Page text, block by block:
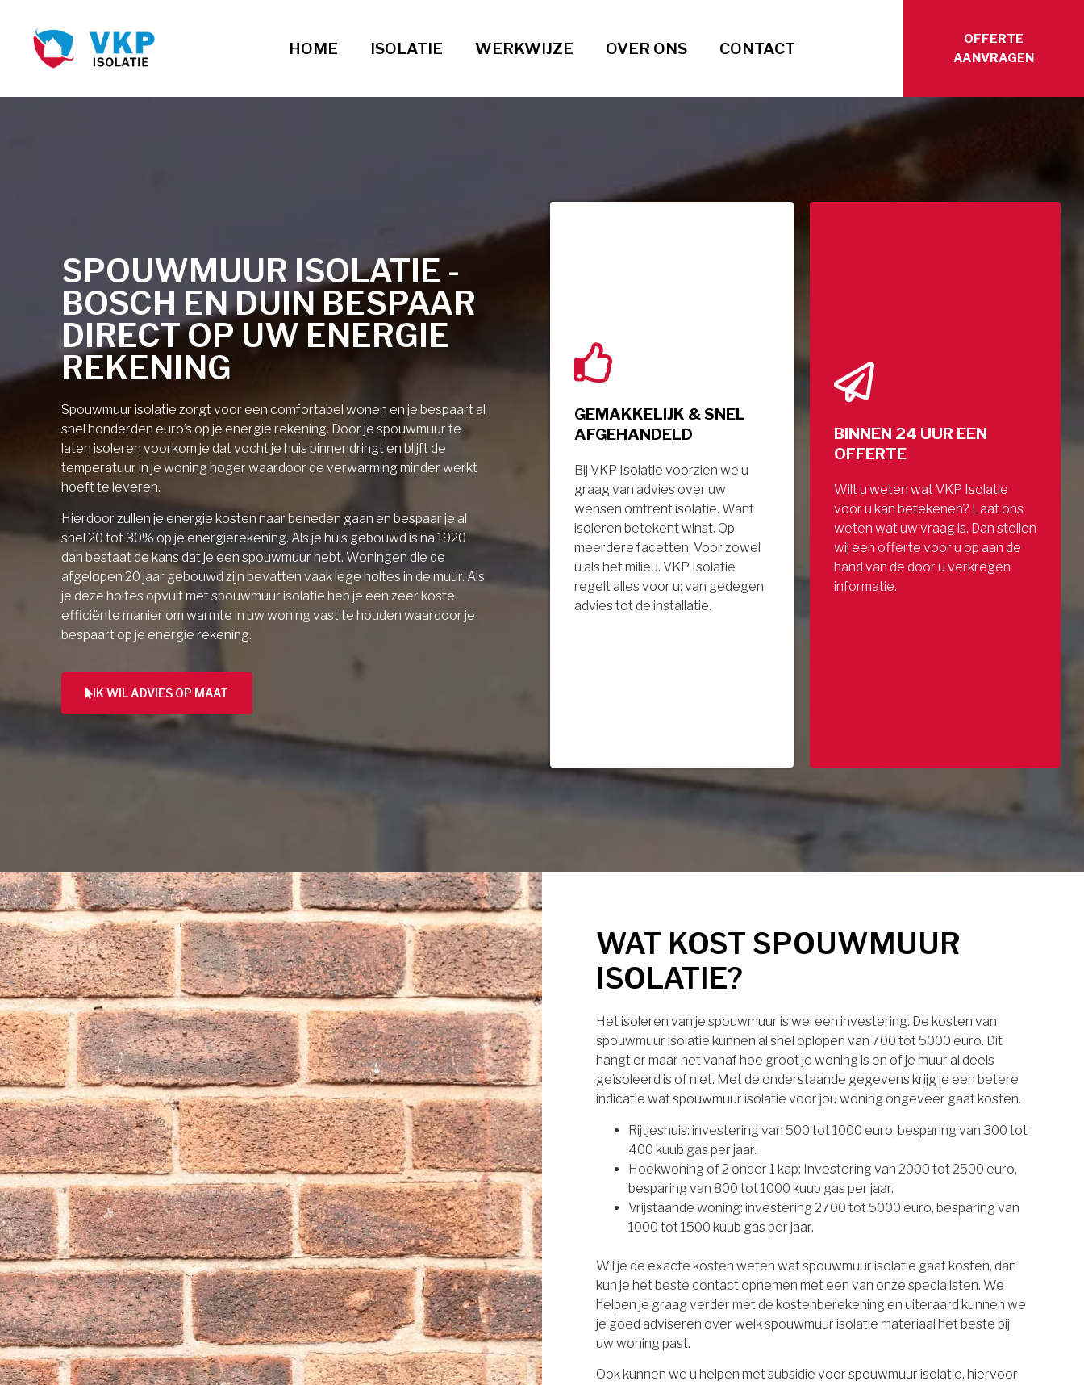
HOME ISOLATIE WERKWIJZE OVER ONS CONTACT
OFFERTE
AANVRAGEN
SPOUWMUUR ISOLATIE -
BOSCH EN DUIN BESPAAR
DIRECT OP UW ENERGIE
REKENING
Spouwmuur isolatie zorgt voor een comfortabel wonen en je bespaart al
snel honderden euro’s op je energie rekening. Door je spouwmuur te
laten isoleren voorkom je dat vocht je huis binnendringt en blijft de
temperatuur in je woning hoger waardoor de verwarming minder werkt
hoeft te leveren.
Hierdoor zullen je energie kosten naar beneden gaan en bespaar je al
snel 20 tot 30% op je energierekening. Als je huis gebouwd is na 1920
dan bestaat de kans dat je een spouwmuur hebt. Woningen die de
afgelopen 20 jaar gebouwd zijn bevatten vaak lege holtes in de muur. Als
je deze holtes opvult met spouwmuur isolatie heb je een zeer koste
efficiënte manier om warmte in uw woning vast te houden waardoor je
bespaart op je energie rekening.
IK WIL ADVIES OP MAAT
GEMAKKELIJK & SNEL
AFGEHANDELD
Bij VKP Isolatie voorzien we u
graag van advies over uw
wensen omtrent isolatie. Want
isoleren betekent winst. Op
meerdere facetten. Voor zowel
u als het milieu. VKP Isolatie
regelt alles voor u: van gedegen
advies tot de installatie.
BINNEN 24 UUR EEN
OFFERTE
Wilt u weten wat VKP Isolatie
voor u kan betekenen? Laat ons
weten wat uw vraag is. Dan stellen
wij een offerte voor u op aan de
hand van de door u verkregen
informatie.
WAT KOST SPOUWMUUR
ISOLATIE?
Het isoleren van je spouwmuur is wel een investering. De kosten van
spouwmuur isolatie kunnen al snel oplopen van 700 tot 5000 euro. Dit
hangt er maar net vanaf hoe groot je woning is en of je muur al deels
geïsoleerd is of niet. Met de onderstaande gegevens krijg je een betere
indicatie wat spouwmuur isolatie voor jou woning ongeveer gaat kosten.
Rijtjeshuis: investering van 500 tot 1000 euro, besparing van 300 tot
400 kuub gas per jaar.
Hoekwoning of 2 onder 1 kap: Investering van 2000 tot 2500 euro,
besparing van 800 tot 1000 kuub gas per jaar.
Vrijstaande woning: investering 2700 tot 5000 euro, besparing van
1000 tot 1500 kuub gas per jaar.
Wil je de exacte kosten weten wat spouwmuur isolatie gaat kosten, dan
kun je het beste contact opnemen met een van onze specialisten. We
helpen je graag verder met de kostenberekening en uiteraard kunnen we
je goed adviseren over welk spouwmuur isolatie materiaal het beste bij
uw woning past.
Ook kunnen we u helpen met subsidie voor spouwmuur isolatie, hiervoor